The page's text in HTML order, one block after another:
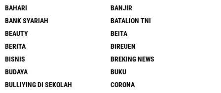
BAHARI
BANJIR
BANK SYARIAH
BATALION TNI
BEAUTY
BEITA
BERITA
BIREUEN
BISNIS
BREKING NEWS
BUDAYA
BUKU
BULLIYING DI SEKOLAH
CORONA